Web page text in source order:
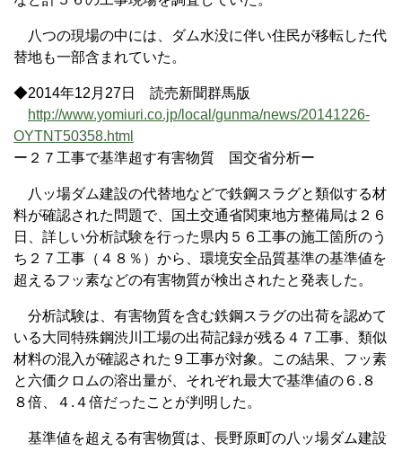
八つの現場の中には、ダム水没に伴い住民が移転した代
替地も一部含まれていた。
◆2014年12月27日 読売新聞群馬版
http://www.yomiuri.co.jp/local/gunma/news/20141226-
OYTNT50358.html
ー２７工事で基準超す有害物質 国交省分析ー
八ッ場ダム建設の代替地などで鉄鋼スラグと類似する材
料が確認された問題で、国土交通省関東地方整備局は２６
日、詳しい分析試験を行った県内５６工事の施工箇所のう
ち２７工事（４８％）から、環境安全品質基準の基準値を
超えるフッ素などの有害物質が検出されたと発表した。
分析試験は、有害物質を含む鉄鋼スラグの出荷を認めて
いる大同特殊鋼渋川工場の出荷記録が残る４７工事、類似
材料の混入が確認された９工事が対象。この結果、フッ素
と六価クロムの溶出量が、それぞれ最大で基準値の６.８
８倍、４.４倍だったことが判明した。
基準値を超える有害物質は、長野原町の八ッ場ダム建設